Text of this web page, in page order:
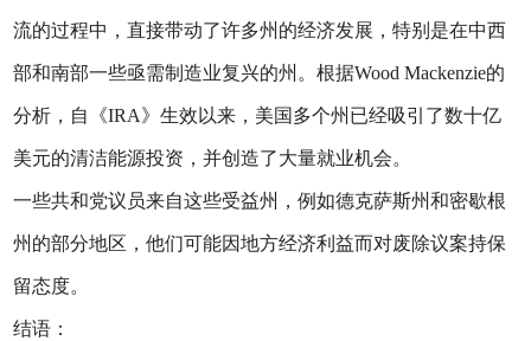
流的过程中，直接带动了许多州的经济发展，特别是在中西
部和南部一些亟需制造业复兴的州。根据Wood Mackenzie的
分析，自《IRA》生效以来，美国多个州已经吸引了数十亿
美元的清洁能源投资，并创造了大量就业机会。
一些共和党议员来自这些受益州，例如德克萨斯州和密歇根
州的部分地区，他们可能因地方经济利益而对废除议案持保
留态度。
结语：